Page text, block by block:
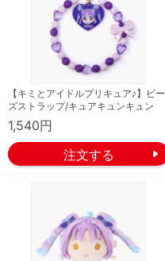
【キミとアイドルプリキュア♪】ビー
ズストラップ/キュアキュンキュン
1,540円